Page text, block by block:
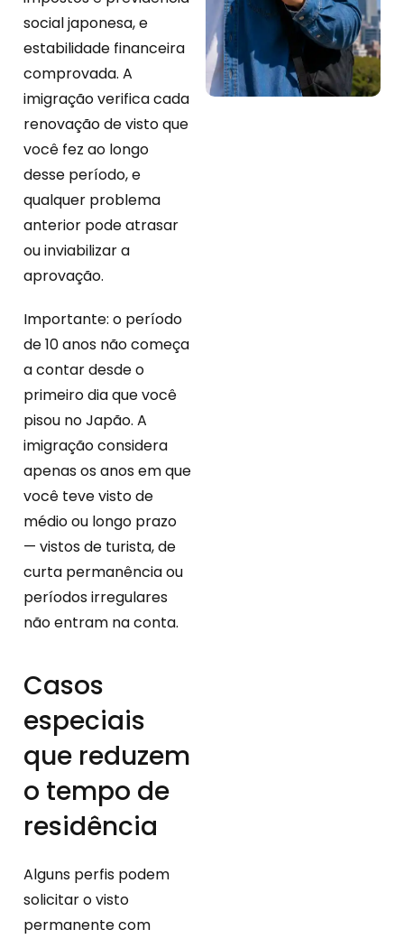
social japonesa, e
estabilidade financeira
comprovada. A
imigração verifica cada
renovação de visto que
você fez ao longo
desse período, e
qualquer problema
anterior pode atrasar
ou inviabilizar a
aprovação.
Importante: o período
de 10 anos não começa
a contar desde o
primeiro dia que você
pisou no Japão. A
imigração considera
apenas os anos em que
você teve visto de
médio ou longo prazo
— vistos de turista, de
curta permanência ou
períodos irregulares
não entram na conta.
Casos
especiais
que reduzem
o tempo de
residência
Alguns perfis podem
solicitar o visto
permanente com